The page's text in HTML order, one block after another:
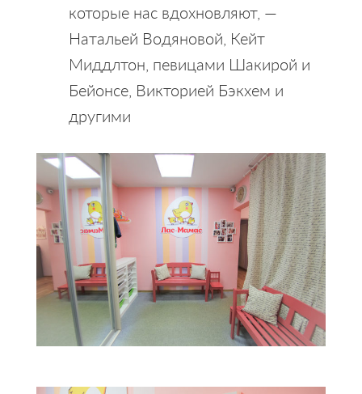
которые нас вдохновляют, —
Натальей Водяновой, Кейт
Миддлтон, певицами Шакирой и
Бейонсе, Викторией Бэкхем и
другими